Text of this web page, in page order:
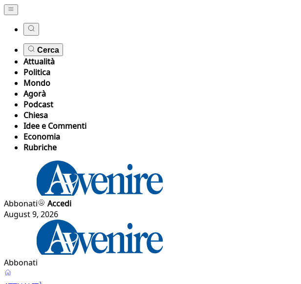
Cerca
Attualità
Politica
Mondo
Agorà
Podcast
Chiesa
Idee e Commenti
Economia
Rubriche
Abbonati
Accedi
August 9, 2026
Abbonati